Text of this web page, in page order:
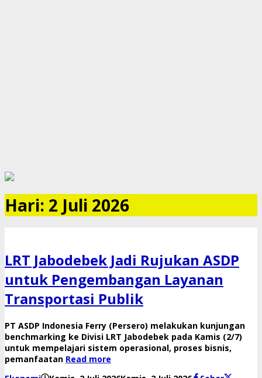
Hari: 2 Juli 2026
LRT Jabodebek Jadi Rujukan ASDP
untuk Pengembangan Layanan
Transportasi Publik
PT ASDP Indonesia Ferry (Persero) melakukan kunjungan
benchmarking ke Divisi LRT Jabodebek pada Kamis (2/7)
untuk mempelajari sistem operasional, proses bisnis,
pemanfaatan Read more